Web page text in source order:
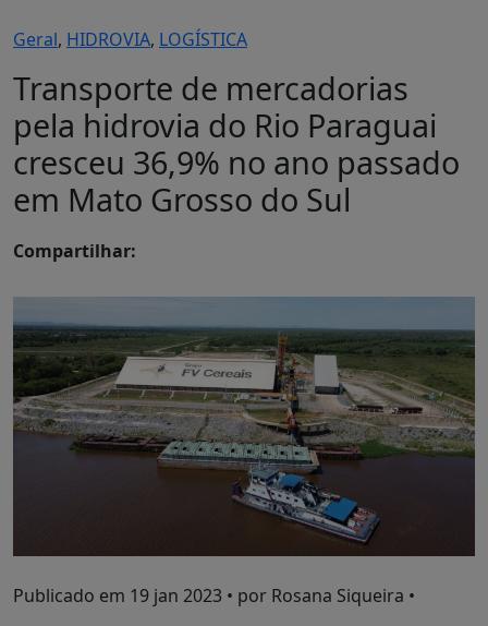
Geral, HIDROVIA, LOGÍSTICA
Transporte de mercadorias
pela hidrovia do Rio Paraguai
cresceu 36,9% no ano passado
em Mato Grosso do Sul
Compartilhar:
Publicado em 19 jan 2023 • por Rosana Siqueira •